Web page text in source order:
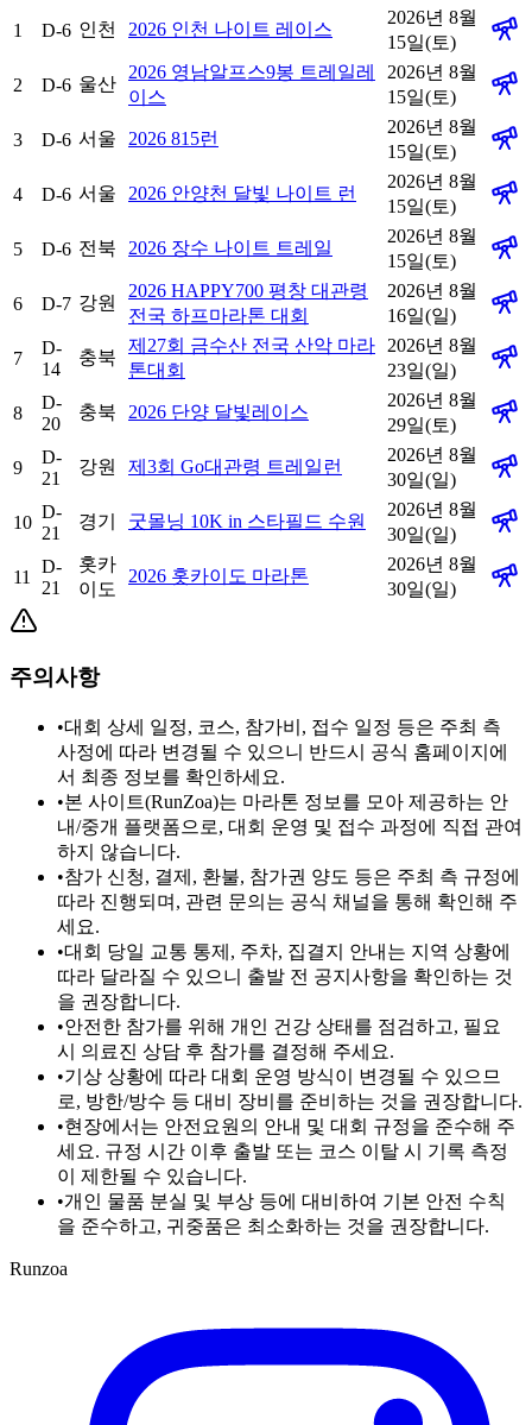
1 D-6 인천 2026 인천 나이트 레이스
2026년 8월
15일(토)
2 D-6 울산
2026 영남알프스9봉 트레일레
이스
2026년 8월
15일(토)
3 D-6 서울 2026 815런
2026년 8월
15일(토)
4 D-6 서울 2026 안양천 달빛 나이트 런
2026년 8월
15일(토)
5 D-6 전북 2026 장수 나이트 트레일
2026년 8월
15일(토)
6 D-7 강원
2026 HAPPY700 평창 대관령
전국 하프마라톤 대회
2026년 8월
16일(일)
7
D-
14
충북
제27회 금수산 전국 산악 마라
톤대회
2026년 8월
23일(일)
8
D-
20
충북 2026 단양 달빛레이스
2026년 8월
29일(토)
9
D-
21
강원 제3회 Go대관령 트레일런
2026년 8월
30일(일)
10
D-
21
경기 굿몰닝 10K in 스타필드 수원
2026년 8월
30일(일)
11
D-
21
홋카
이도
2026 홋카이도 마라톤
2026년 8월
30일(일)
주의사항
•대회 상세 일정, 코스, 참가비, 접수 일정 등은 주최 측
사정에 따라 변경될 수 있으니 반드시 공식 홈페이지에
서 최종 정보를 확인하세요.
•본 사이트(RunZoa)는 마라톤 정보를 모아 제공하는 안
내/중개 플랫폼으로, 대회 운영 및 접수 과정에 직접 관여
하지 않습니다.
•참가 신청, 결제, 환불, 참가권 양도 등은 주최 측 규정에
따라 진행되며, 관련 문의는 공식 채널을 통해 확인해 주
세요.
•대회 당일 교통 통제, 주차, 집결지 안내는 지역 상황에
따라 달라질 수 있으니 출발 전 공지사항을 확인하는 것
을 권장합니다.
•안전한 참가를 위해 개인 건강 상태를 점검하고, 필요
시 의료진 상담 후 참가를 결정해 주세요.
•기상 상황에 따라 대회 운영 방식이 변경될 수 있으므
로, 방한/방수 등 대비 장비를 준비하는 것을 권장합니다.
•현장에서는 안전요원의 안내 및 대회 규정을 준수해 주
세요. 규정 시간 이후 출발 또는 코스 이탈 시 기록 측정
이 제한될 수 있습니다.
•개인 물품 분실 및 부상 등에 대비하여 기본 안전 수칙
을 준수하고, 귀중품은 최소화하는 것을 권장합니다.
Runzoa